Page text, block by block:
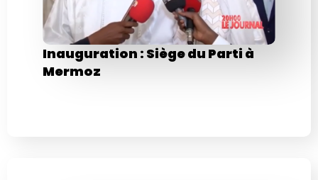
Inauguration : Siège du Parti à
Mermoz